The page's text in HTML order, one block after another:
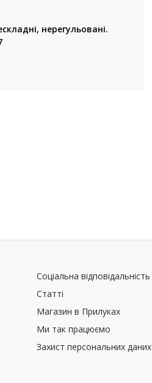
нерегульовані.
Соціальна відповідальність
Статті
Магазин в Прилуках
Ми так працюємо
Захист персональних даних